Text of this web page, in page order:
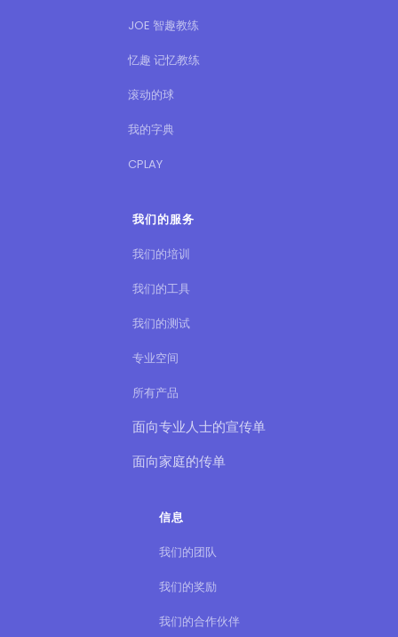
JOE 智趣教练
忆趣 记忆教练
滚动的球
我的字典
CPLAY
我们的服务
我们的培训
我们的工具
我们的测试
专业空间
所有产品
面向专业人士的宣传单
面向家庭的传单
信息
我们的团队
我们的奖励
我们的合作伙伴